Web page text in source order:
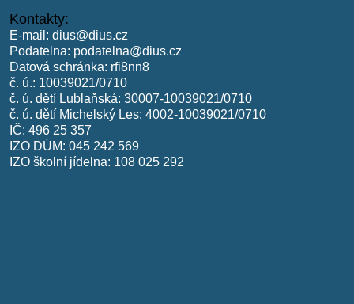
Kontakty:
E-mail: dius@dius.cz
Podatelna: podatelna@dius.cz
Datová schránka: rfi8nn8
č. ú.: 10039021/0710
č. ú. dětí Lublaňská: 30007-10039021/0710
č. ú. dětí Michelský Les: 4002-10039021/0710
IČ: 496 25 357
IZO DÚM: 045 242 569
IZO školní jídelna: 108 025 292